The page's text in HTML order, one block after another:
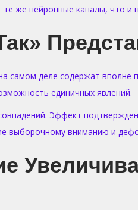
же нейронные каналы, что и
самом деле содержат вполне
единичных явлений.
Эффект
выборочному вниманию и